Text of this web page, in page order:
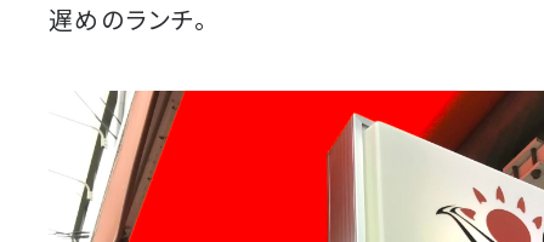
遅めのランチ。